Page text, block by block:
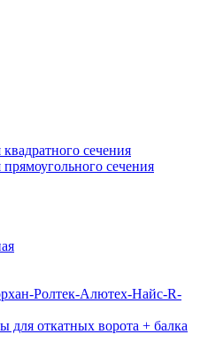
сечения
сечения
Ролтек-Алютех-Найс-R-
для откатных ворота + балка